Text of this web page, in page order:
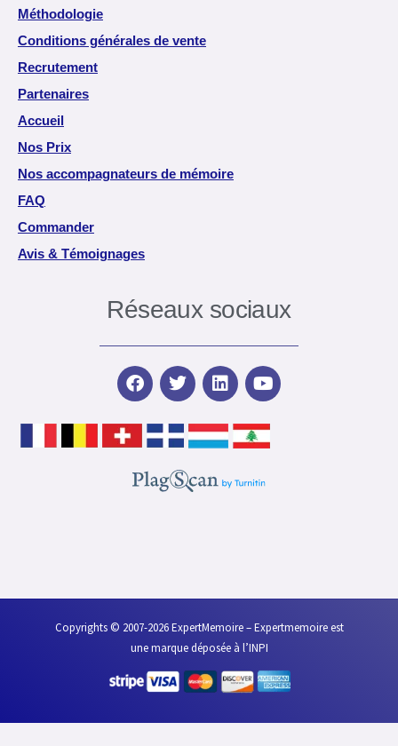
Méthodologie
Conditions générales de vente
Recrutement
Partenaires
Accueil
Nos Prix
Nos accompagnateurs de mémoire
FAQ
Commander
Avis & Témoignages
Réseaux sociaux
F
a
e
b
o
T
w
t
t
r
L
i
k
e
i
Y
o
t
u
e
Copyrights © 2007-2026 ExpertMemoire – Expertmemoire est
une marque déposée à l’INPI